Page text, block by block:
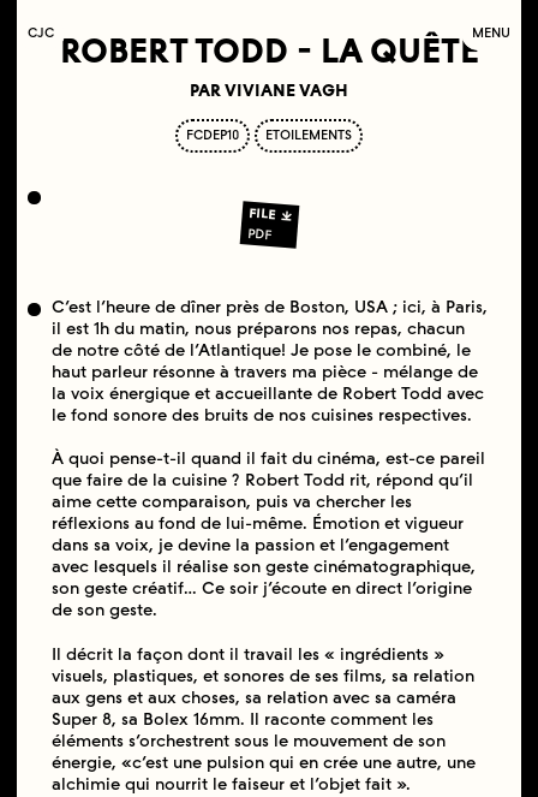
COLLECTIF
JEUNE
C MENU
ROBERT TODD - LA QUÊTE
PAR VIVIANE VAGH
FCDEP10 ETOILEMENTS
FILE
PDF
C’est l’heure de dîner près de Boston, USA ; ici, à Paris,
il est 1h du matin, nous préparons nos repas, chacun
de notre côté de l’Atlantique! Je pose le combiné, le
haut parleur résonne à travers ma pièce - mélange de
la voix énergique et accueillante de Robert Todd avec
le fond sonore des bruits de nos cuisines respectives.
À quoi pense-t-il quand il fait du cinéma, est-ce pareil
que faire de la cuisine ? Robert Todd rit, répond qu’il
aime cette comparaison, puis va chercher les
réflexions au fond de lui-même. Émotion et vigueur
dans sa voix, je devine la passion et l’engagement
avec lesquels il réalise son geste cinématographique,
son geste créatif… Ce soir j’écoute en direct l’origine
de son geste.
Il décrit la façon dont il travail les « ingrédients »
visuels, plastiques, et sonores de ses films, sa relation
aux gens et aux choses, sa relation avec sa caméra
Super 8, sa Bolex 16mm. Il raconte comment les
éléments s’orchestrent sous le mouvement de son
énergie, «c’est une pulsion qui en crée une autre, une
alchimie qui nourrit le faiseur et l’objet fait ».